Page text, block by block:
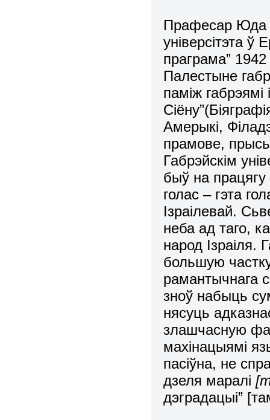
Прафесар Юда
універсітэта ў
праграма”
Палестыне
паміж
Амерыкі,
прамове,
Габрэйскім
быў на працягу
голас – гэта
Ізраілевай.
неба ад таго,
народ Ізраіля.
большую
рамантычнага
зноў набыць
нясуць
злашчасную
махінацыямі
пасіўна, не
дзеля маралі
дэградацыі”